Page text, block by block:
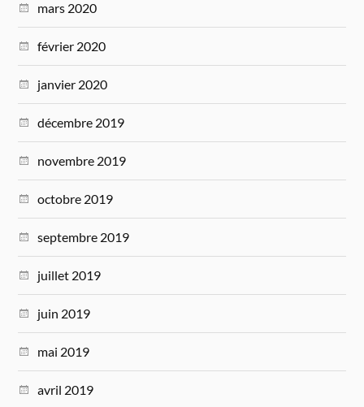
mars 2020
février 2020
janvier 2020
décembre 2019
novembre 2019
octobre 2019
septembre 2019
juillet 2019
juin 2019
mai 2019
avril 2019